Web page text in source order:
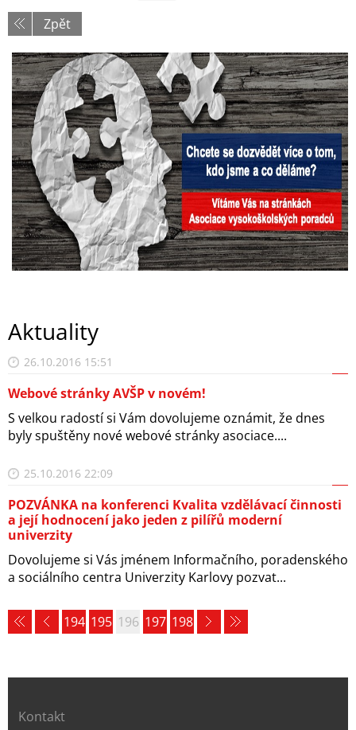
Zpět
Aktuality
26.10.2016 15:51
Webové stránky AVŠP v novém!
S velkou radostí si Vám dovolujeme oznámit, že dnes
byly spuštěny nové webové stránky asociace....
25.10.2016 22:09
POZVÁNKA na konferenci Kvalita vzdělávací činnosti
a její hodnocení jako jeden z pilířů moderní
univerzity
Dovolujeme si Vás jménem Informačního, poradenského
a sociálního centra Univerzity Karlovy pozvat...
194 195 196 197 198
Kontakt